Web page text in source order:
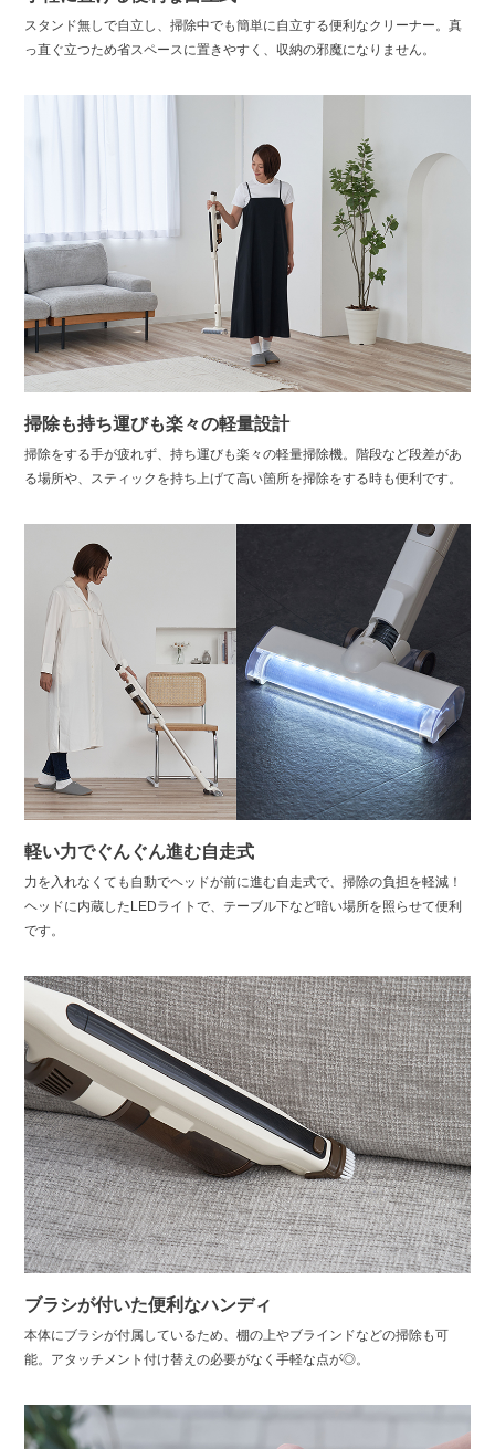
スタンド無しで自立し、掃除中でも簡単に自立する便利なクリーナー。真
っ直ぐ立つため省スペースに置きやすく、収納の邪魔になりません。
掃除も持ち運びも楽々の軽量設計
掃除をする手が疲れず、持ち運びも楽々の軽量掃除機。階段など段差があ
る場所や、スティックを持ち上げて高い箇所を掃除をする時も便利です。
軽い力でぐんぐん進む自走式
力を入れなくても自動でヘッドが前に進む自走式で、掃除の負担を軽減！
ヘッドに内蔵したLEDライトで、テーブル下など暗い場所を照らせて便利
です。
ブラシが付いた便利なハンディ
本体にブラシが付属しているため、棚の上やブラインドなどの掃除も可
能。アタッチメント付け替えの必要がなく手軽な点が◎。